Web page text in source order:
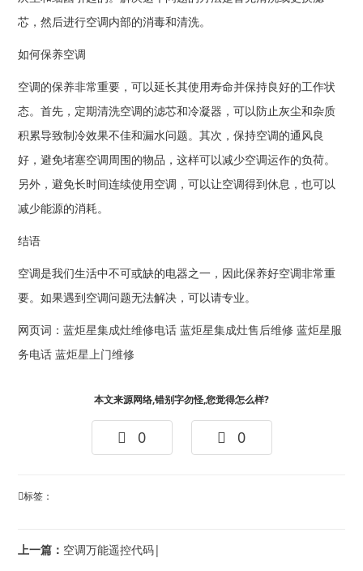
芯，然后进行空调内部的消毒和清洗。
如何保养空调
空调的保养非常重要，可以延长其使用寿命并保持良好的工作状
态。首先，定期清洗空调的滤芯和冷凝器，可以防止灰尘和杂质
积累导致制冷效果不佳和漏水问题。其次，保持空调的通风良
好，避免堵塞空调周围的物品，这样可以减少空调运作的负荷。
另外，避免长时间连续使用空调，可以让空调得到休息，也可以
减少能源的消耗。
结语
空调是我们生活中不可或缺的电器之一，因此保养好空调非常重
要。如果遇到空调问题无法解决，可以请专业。
网页词：蓝炬星集成灶维修电话 蓝炬星集成灶售后维修 蓝炬星服
务电话 蓝炬星上门维修
本文来源网络,错别字勿怪,您觉得怎么样?
0 0
标签：
上一篇： 空调万能遥控代码|